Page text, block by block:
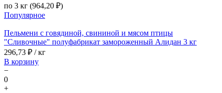
по 3 кг (964,20 ₽)
Популярное
Пельмени с говядиной, свининой и мясом птицы
"Сливочные" полуфабрикат замороженный Алидан 3 кг
296,73 ₽ / кг
В корзину
−
0
+